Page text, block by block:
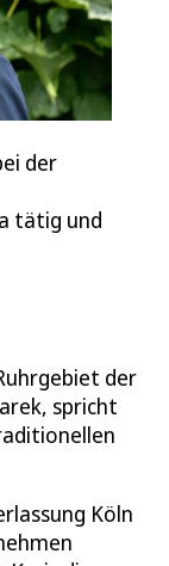
der
tätig und
der
spricht
Köln